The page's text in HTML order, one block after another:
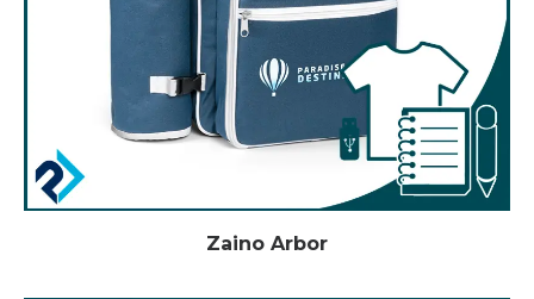
Zaino Arbor